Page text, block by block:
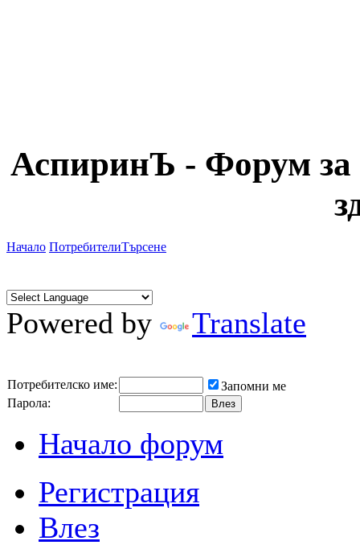
АспиринЪ - Форум за
Начало ПотребителиТърсене
Powered by Translate
Потребителско име:
Запомни ме
Парола:
Начало форум
Регистрация
Влез